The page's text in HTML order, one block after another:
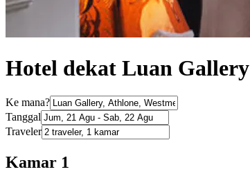
Hotel dekat Luan Gallery
Ke mana?
Tanggal
Traveler
Kamar 1